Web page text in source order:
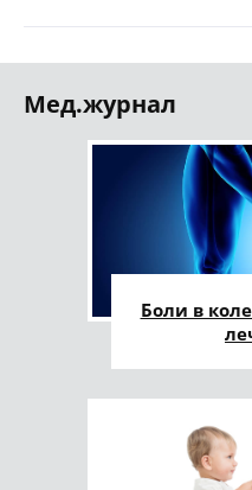
Мед.журнал
Боли в